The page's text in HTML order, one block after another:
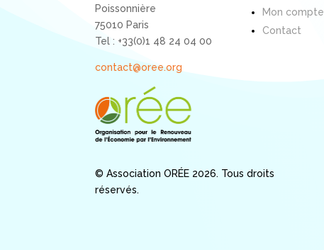
Poissonnière
75010 Paris
Tel : +33(0)1 48 24 04 00
contact@oree.org
Mon compte
Contact
© Association ORÉE 2026. Tous droits
réservés.